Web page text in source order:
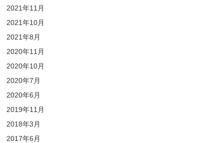
2021年11月
2021年10月
2021年8月
2020年11月
2020年10月
2020年7月
2020年6月
2019年11月
2018年3月
2017年6月